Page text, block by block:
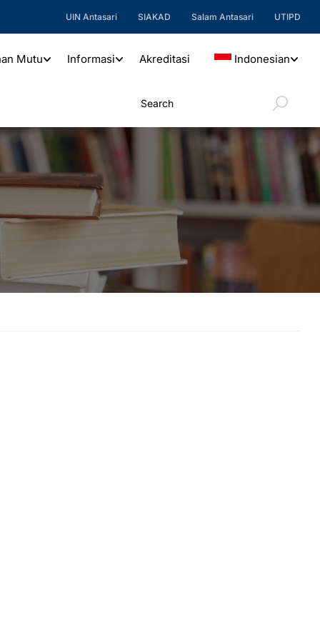
UIN Antasari SIAKAD Salam Antasari UTIPD
Mutu Informasi Akreditasi Indonesian